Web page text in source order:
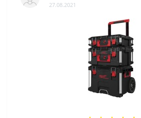
27.08.2021